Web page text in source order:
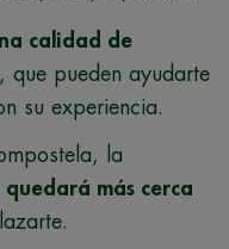
calidad de
, que pueden ayudarte
su experiencia.
la
quedará más cerca